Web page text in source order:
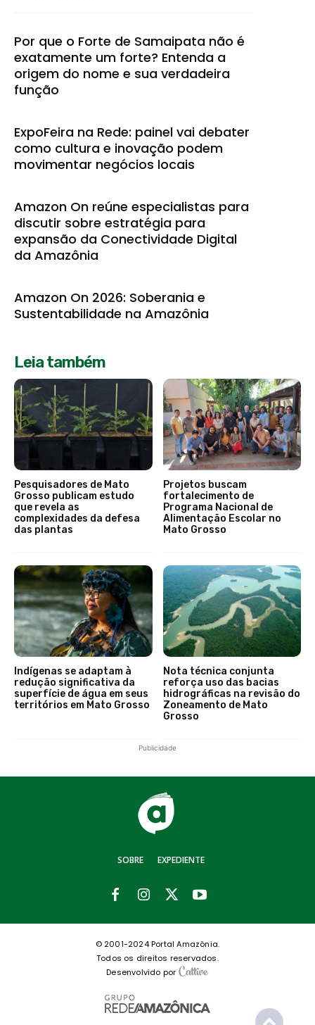
Por que o Forte de Samaipata não é
exatamente um forte? Entenda a
origem do nome e sua verdadeira
função
ExpoFeira na Rede: painel vai debater
como cultura e inovação podem
movimentar negócios locais
Amazon On reúne especialistas para
discutir sobre estratégia para
expansão da Conectividade Digital
da Amazônia
Amazon On 2026: Soberania e
Sustentabilidade na Amazônia
Leia também
Pesquisadores de Mato
Grosso publicam estudo
que revela as
complexidades da defesa
das plantas
Projetos buscam
fortalecimento de
Programa Nacional de
Alimentação Escolar no
Mato Grosso
Indígenas se adaptam à
redução significativa da
superfície de água em seus
territórios em Mato Grosso
Nota técnica conjunta
reforça uso das bacias
hidrográficas na revisão do
Zoneamento de Mato
Grosso
Publicidade
SOBRE EXPEDIENTE
© 2001-2024 Portal Amazônia.
Todos os direitos reservados.
Desenvolvido por